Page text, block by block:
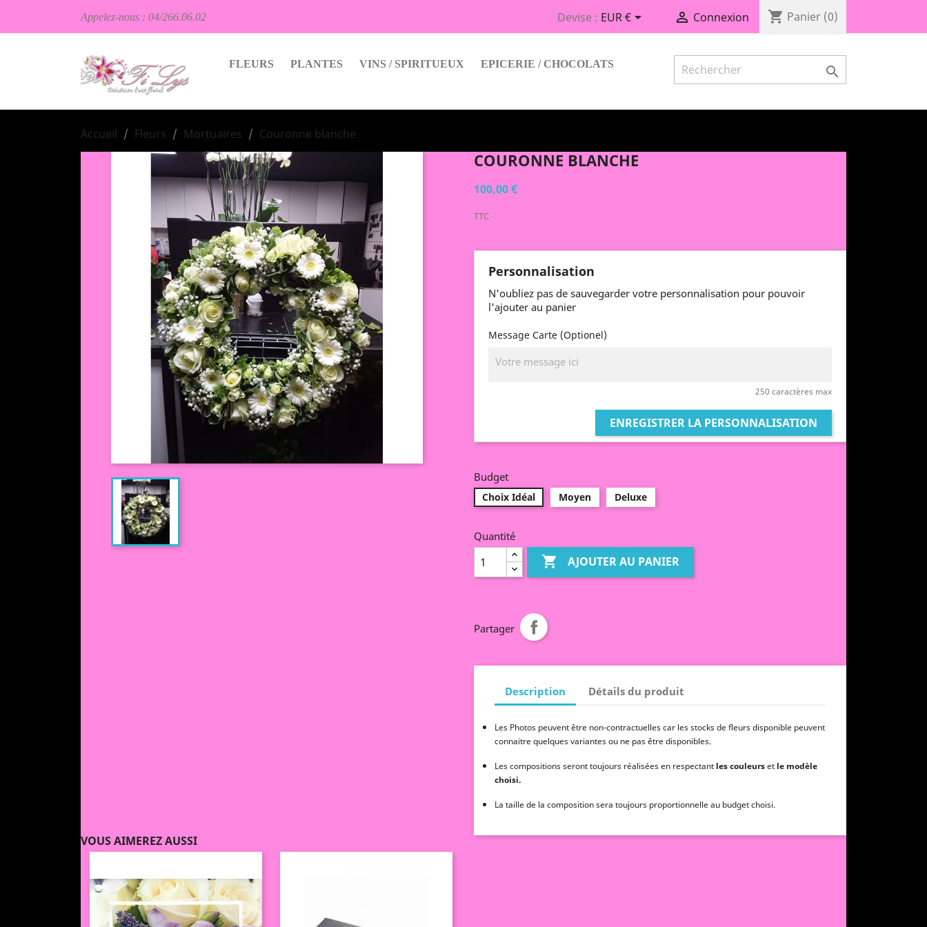
Appelez-nous : 04/266.06.02 Devise : EUR €  Connexion shopping_cart Panier (0)
FLEURS PLANTES VINS / SPIRITUEUX EPICERIE / CHOCOLATS 
Accueil Fleurs Mortuaires Couronne blanche
COURONNE BLANCHE
100,00 €
TTC
Personnalisation
N'oubliez pas de sauvegarder votre personnalisation pour pouvoir
l'ajouter au panier
Message Carte (Optionel)
250 caractères max
ENREGISTRER LA PERSONNALISATION
Budget
Choix Idéal Moyen Deluxe
Quantité
 AJOUTER AU PANIER
Partager
Description Détails du produit
Les Photos peuvent être non-contractuelles car les stocks de fleurs disponible peuvent
connaitre quelques variantes ou ne pas être disponibles.
Les compositions seront toujours réalisées en respectant les couleurset le modèle
choisi.
La taille de la composition sera toujours proportionnelle au budget choisi.
VOUS AIMEREZ AUSSI